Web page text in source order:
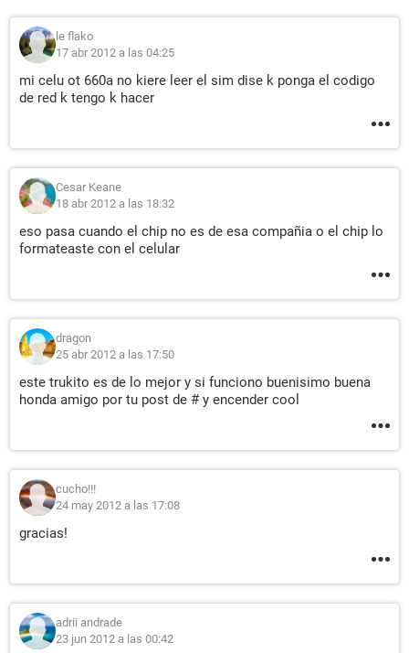
le flako
17 abr 2012 a las 04:25
mi celu ot 660a no kiere leer el sim dise k ponga el codigo
de red k tengo k hacer
Cesar Keane
18 abr 2012 a las 18:32
eso pasa cuando el chip no es de esa compañia o el chip lo
formateaste con el celular
dragon
25 abr 2012 a las 17:50
este trukito es de lo mejor y si funciono buenisimo buena
honda amigo por tu post de # y encender cool
cucho!!!
24 may 2012 a las 17:08
gracias!
adrii andrade
23 jun 2012 a las 00:42